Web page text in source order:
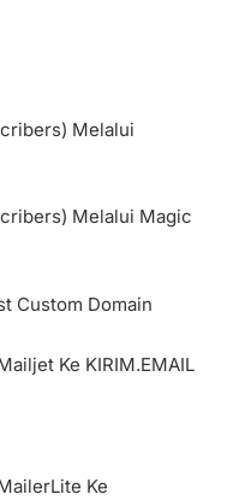
Sender Domain
Pada Fitur Broadcast
atau Lebih di
Melalui
Melalui Magic
Custom Domain
Ke KIRIM.EMAIL
Ke